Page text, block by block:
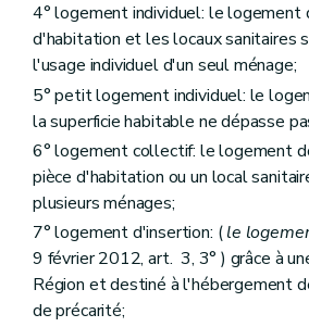
Art. 40 et 41
Art. 42
Art. 43
Section 2 Des aides à l'équipement
Sous-section première
Art. 44
Art. 45
Art. 46
Sous-section 2 Des conditions
Art. 47
Art. 48
Art. 49
Art. 50
Sous-section 3 De la
4° logement individuel: le logement
d'habitation et les locaux sanitaires
l'usage individuel d'un seul ménage;
5° petit logement individuel: le
la superficie habitable ne dépasse
6° logement collectif: le logement
pièce d'habitation ou un local
plusieurs ménages;
7° logement d'insertion: (le
9 février 2012, art. 3, 3° ) grâce à
Région et destiné à l'hébergement
de précarité;